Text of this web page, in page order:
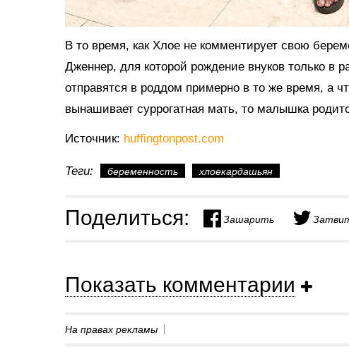
В то время, как Хлое не комментирует свою
Дженнер, для которой рождение внуков только в
отправятся в роддом примерно в то же время, а
вынашивает суррогатная мать, то малышка
Источник: huffingtonpost.com
Теги: беременность хлоекардашьян
Поделиться: Зашарить
Показать комментарии
На правах рекламы